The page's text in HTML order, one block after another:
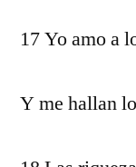
17 Yo amo a
Y me hallan